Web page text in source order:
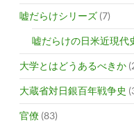
嘘だらけシリーズ (7)
嘘だらけの日米近現代
大学とはどうあるべきか
大蔵省対日銀百年戦争史
官僚 (83)